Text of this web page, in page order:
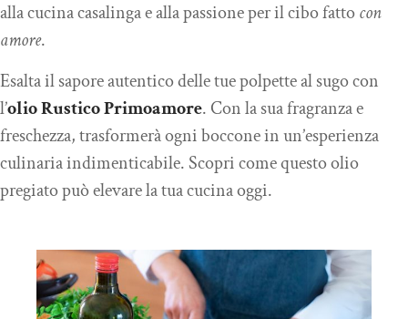
alla cucina casalinga e alla passione per il cibo fattocon
amore.
Esalta il sapore autentico delle tue polpette al sugo con
l’olio Rustico Primoamore. Con la sua fragranza e
freschezza, trasformerà ogni boccone in un’esperienza
culinaria indimenticabile. Scopri come questo olio
pregiato può elevare la tua cucina oggi.